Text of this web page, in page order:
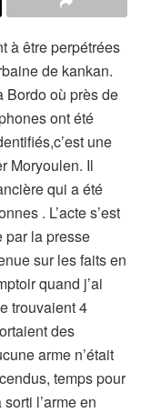
à être perpétrées
de kankan.
Bordo où près de
ont été
une
Moryoulen. Il
qui a été
. L’acte s’est
par la presse
sur les faits en
quand j’ai
trouvaient 4
des
arme n’était
temps pour
l’arme en